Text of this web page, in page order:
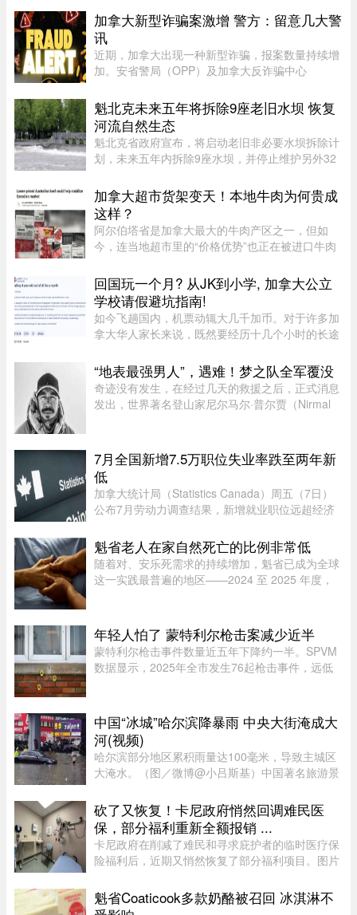
Shutterstock.com8月1日，好时加拿大（Hershey
Canada）发布公告称，公司正在 ...
加拿大新型诈骗案激增 警方：留意几大警
讯
近期，加拿大出现一种新型诈骗，报案数量持续增
加。安省警局（OPP）及加拿大反诈骗中心
府机构，已针对这类手法日益复杂的骗局发出警
告。加拿大四大电信公司——罗渣士 ...
魁北克未来五年将拆除9座老旧水坝 恢复
河流自然生态
魁北克省政府宣布，将启动老旧非必要水坝拆除计
划，未来五年内拆除9座水坝，并停止维护另外32
系统。这标志着魁北克正式加入国际上日益兴起的
拆坝潮流。 ...
加拿大超市货架变天！本地牛肉为何贵成
这样？
阿尔伯塔省是加拿大最大的牛肉产区之一，但如
今，连当地超市里的“价格优势”也正在被进口牛肉
亚等国家的牛肉开始大量进入市场，部分产品甚至
比本地同类牛肉每公斤便宜 ...
回国玩一个月? 从JK到小学, 加拿大公立
学校请假避坑指南!
如今飞趟国内，机票动辄大几千加币。对于许多加
拿大华人家长来说，既然要经历十几个小时的长途
趁着孩子还小，请假回国待上一个月，让孩子好好
陪陪爷爷奶奶，成了不少 ...
“地表最强男人”，遇难！梦之队全军覆没
奇迹没有发生，在经过几天的救援之后，正式消息
发出，世界著名登山家尼尔马尔·普尔贾（Nirmal
月2日，巴基斯坦阿尔卑斯俱 ...
7月全国新增7.5万职位失业率跌至两年新
低
加拿大统计局（Statistics Canada）周五（7日）
公布7月劳动力调查结果，新增就业职位远超经济
据显示，7月新增职位达75,000个，远高于路透社
（Reuters）经济师预测的15, ...
魁省老人在家自然死亡的比例非常低
随着对、安乐死需求的持续增加，魁省已成为全球
这一实践最普遍的地区——2024 至 2025 年度，
尊严离世这方面，魁省的表现 ...
年轻人怕了 蒙特利尔枪击案减少近半
蒙特利尔枪击事件数量近五年下降约一半。SPVM
数据显示，2025年全市发生76起枪击事件，远低
到持枪犯罪可能面临严厉刑罚， ...
中国“冰城”哈尔滨降暴雨 中央大街淹成大
河(视频)
哈尔滨部分地区累积雨量达100毫米，导致主城区
大淹水。（图／微博@小吕斯基）中国著名旅游景
雨量达100毫米，导致主城区大淹水。游客最爱逛
的中央大街，也积水严重。民众 ...
砍了又恢复！卡尼政府悄然回调难民医
保，部分福利重新全额报销 ...
卡尼政府在削减了难民和寻求庇护者的临时医疗保
险福利后，近期又悄然恢复了部分福利项目。图片
预算承诺削减资金，调整了为已安置的难民和等待
获得省或地区医保的庇护申 ...
魁省Coaticook多款奶酪被召回 冰淇淋不